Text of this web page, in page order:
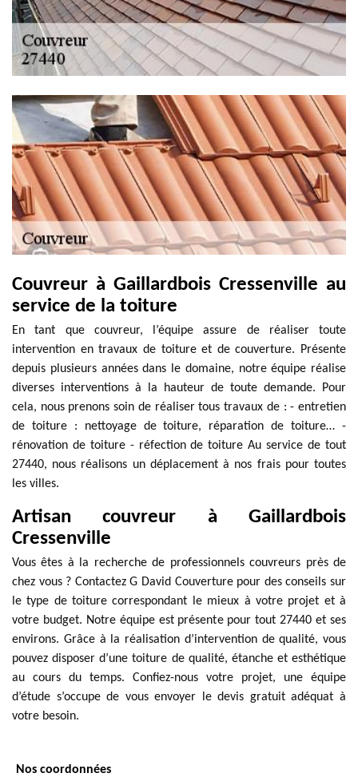
Couvreur à Gaillardbois Cressenville au
service de la toiture
En tant que couvreur, l’équipe assure de réaliser toute
intervention en travaux de toiture et de couverture. Présente
depuis plusieurs années dans le domaine, notre équipe réalise
diverses interventions à la hauteur de toute demande. Pour
cela, nous prenons soin de réaliser tous travaux de : - entretien
de toiture : nettoyage de toiture, réparation de toiture… -
rénovation de toiture - réfection de toiture Au service de tout
27440, nous réalisons un déplacement à nos frais pour toutes
les villes.
Artisan couvreur à Gaillardbois
Cressenville
Vous êtes à la recherche de professionnels couvreurs près de
chez vous ? Contactez G David Couverture pour des conseils sur
le type de toiture correspondant le mieux à votre projet et à
votre budget. Notre équipe est présente pour tout 27440 et ses
environs. Grâce à la réalisation d’intervention de qualité, vous
pouvez disposer d’une toiture de qualité, étanche et esthétique
au cours du temps. Confiez-nous votre projet, une équipe
d’étude s’occupe de vous envoyer le devis gratuit adéquat à
votre besoin.
Nos coordonnées